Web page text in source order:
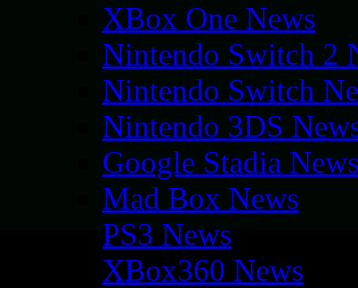
XBox One News
Nintendo Switch 2
Nintendo Switch
Nintendo 3DS
Google Stadia
Mad Box News
PS3 News
XBox360 News